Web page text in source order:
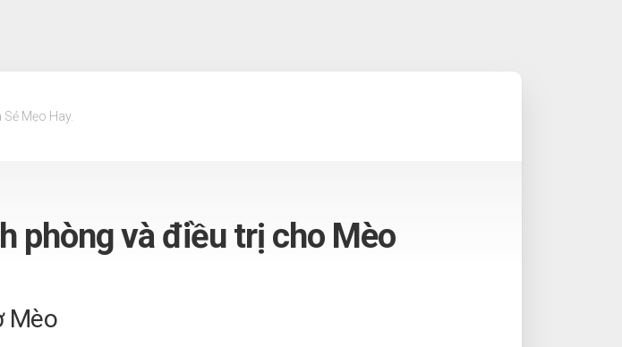
Mẹo Hay.
phòng và điều trị cho Mèo
Mèo